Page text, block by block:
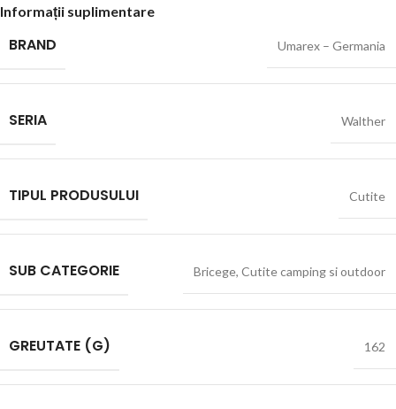
Informații suplimentare
BRAND Umarex – Germania
SERIA Walther
TIPUL PRODUSULUI Cutite
SUB CATEGORIE Bricege, Cutite camping si outdoor
GREUTATE (G) 162